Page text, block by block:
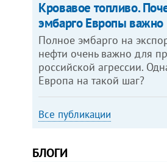
Кровавое топливо.
эмбарго Европы важно
Полное эмбарго на
нефти очень важно для
российской агрессии.
Европа на такой шаг?
Все публикации
БЛОГИ